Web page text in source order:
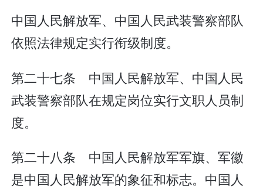
中国人民解放军、中国人民武装警察部队
依照法律规定实行衔级制度。
第二十七条 中国人民解放军、中国人民
武装警察部队在规定岗位实行文职人员制
度。
第二十八条 中国人民解放军军旗、军徽
是中国人民解放军的象征和标志。中国人